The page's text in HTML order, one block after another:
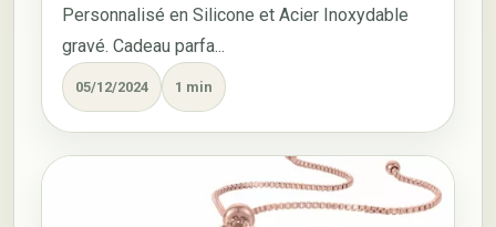
Personnalisé en Silicone et Acier Inoxydable
gravé. Cadeau parfa...
05/12/2024 1 min